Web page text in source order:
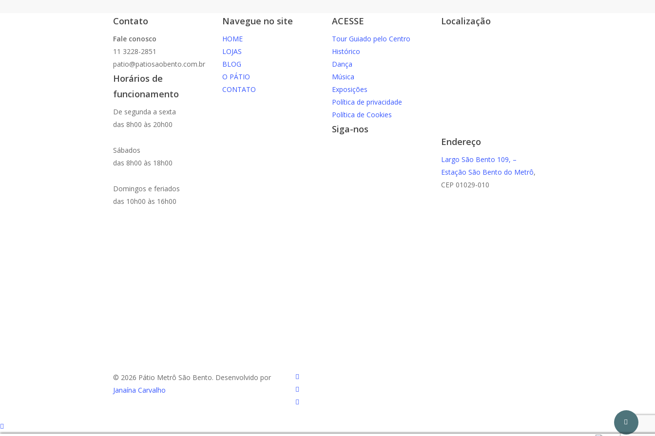
Contato
Fale conosco
11 3228-2851
patio@patiosaobento.com.br
Horários de
funcionamento
De segunda a sexta
das 8h00 às 20h00
Sábados
das 8h00 às 18h00
Domingos e feriados
das 10h00 às 16h00
Navegue no site
HOME
LOJAS
BLOG
O PÁTIO
CONTATO
ACESSE
Tour Guiado pelo Centro
Histórico
Dança
Música
Exposições
Política de privacidade
Política de Cookies
Siga-nos
Localização
Endereço
Largo São Bento 109, –
Estação São Bento do Metrô,
CEP 01029-010
© 2026 Pátio Metrô São Bento. Desenvolvido por
Janaína Carvalho
facebook
youtube
instagram